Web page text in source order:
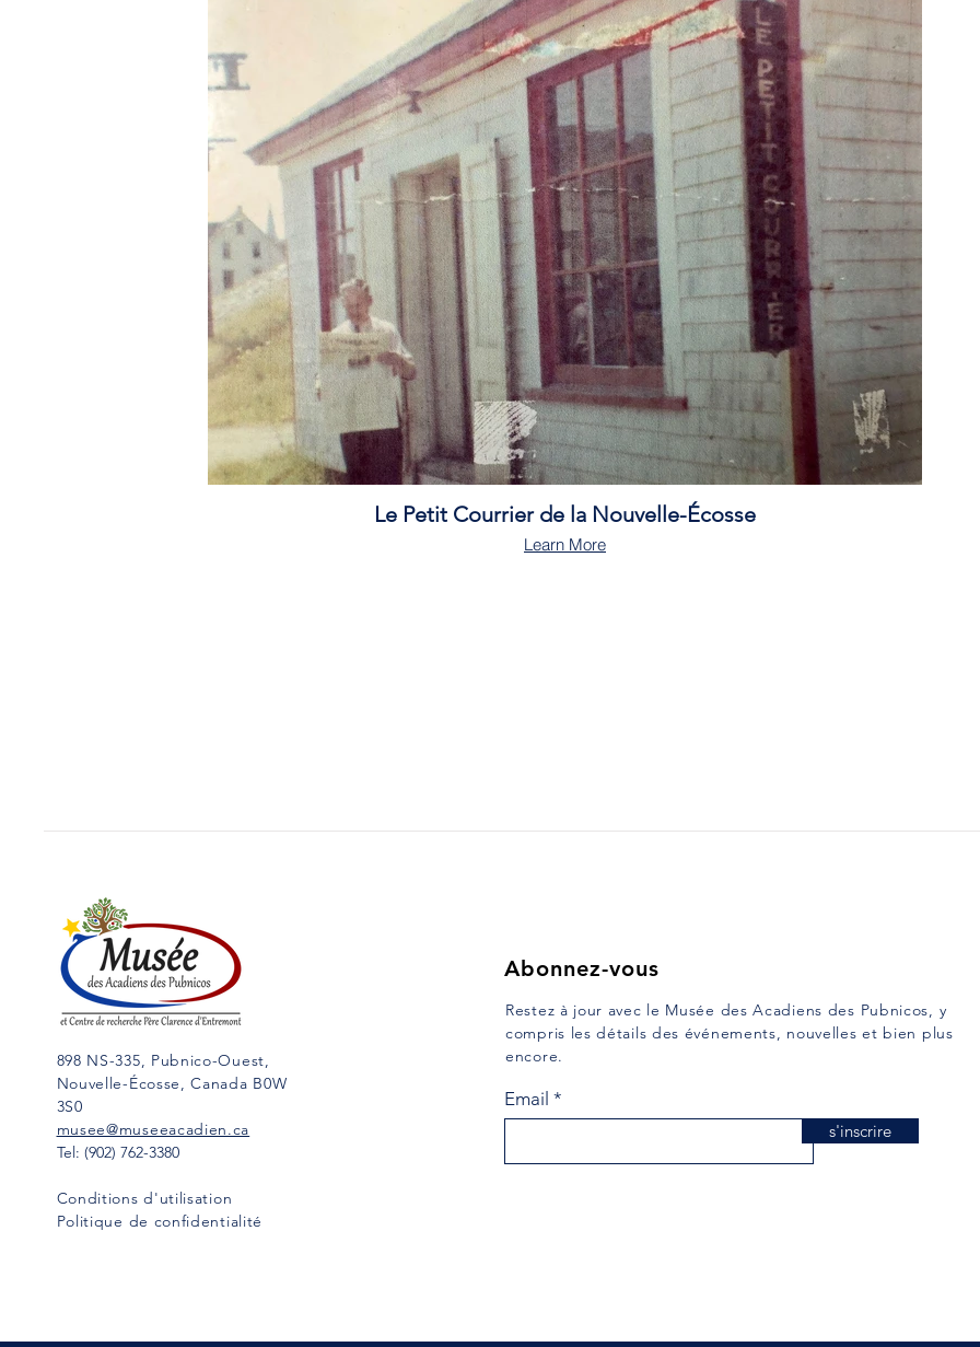
Le Petit Courrier de la Nouvelle-Écosse
Learn More
898 NS-335, Pubnico-Ouest,
Nouvelle-Écosse, Canada B0W
3S0
musee@museeacadien.ca
Tel: (902) 762-3380
Conditions d'utilisation
Politique de confidentialité
Abonnez-vous
Restez à jour avec le Musée des Acadiens des Pubnicos, y
compris les détails des événements, nouvelles et bien plus
encore.
Email
s'inscrire